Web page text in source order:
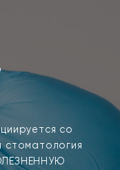
со
стоматология